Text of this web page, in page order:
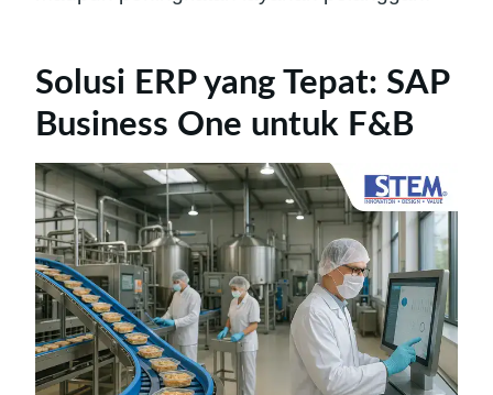
Solusi ERP yang Tepat: SAP
Business One untuk F&B